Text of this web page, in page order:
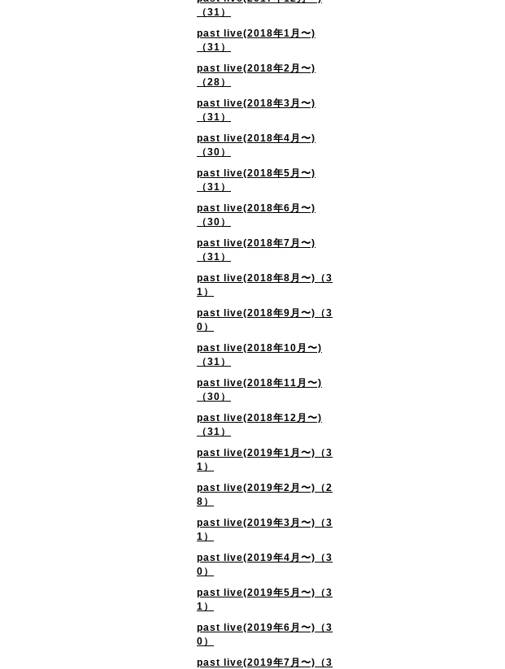
（31）
past live(2018年1月〜)
（31）
past live(2018年2月〜)
（28）
past live(2018年3月〜)
（31）
past live(2018年4月〜)
（30）
past live(2018年5月〜)
（31）
past live(2018年6月〜)
（30）
past live(2018年7月〜)
（31）
past live(2018年8月〜)（3
1）
past live(2018年9月〜)（3
0）
past live(2018年10月〜)
（31）
past live(2018年11月〜)
（30）
past live(2018年12月〜)
（31）
past live(2019年1月〜)（3
1）
past live(2019年2月〜)（2
8）
past live(2019年3月〜)（3
1）
past live(2019年4月〜)（3
0）
past live(2019年5月〜)（3
1）
past live(2019年6月〜)（3
0）
past live(2019年7月〜)（3